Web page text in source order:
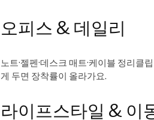
오피스 & 데일리
노트·젤펜·데스크 매트·케이블 정리클
게 두면 장착률이 올라가요.
라이프스타일 & 이